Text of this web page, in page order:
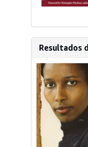
Resultados